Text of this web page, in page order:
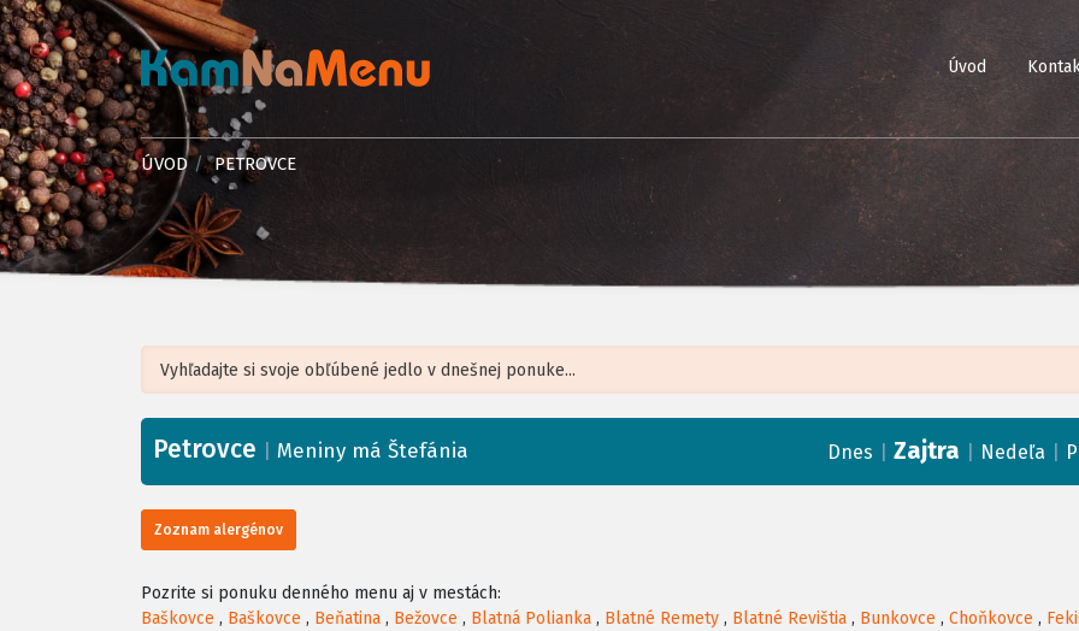
Úvod
ÚVOD PETROVCE
+
−
Petrovce Meniny má Štefánia Dnes Zajtra Nedeľa
Zoznam alergénov
Pozrite si ponuku denného menu aj v mestách:
Baškovce , Baškovce , Beňatina , Bežovce , Blatná Polianka , Blatné Remety , Blatné Revištia , Bunkovce , Choňkovce ,